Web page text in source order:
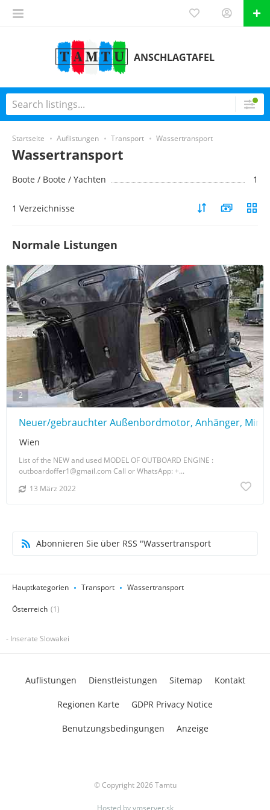
ANSCHLAGTAFEL
Startseite Auflistungen Transport Wassertransport
Wassertransport
Boote / Boote / Yachten 1
1 Verzeichnisse
Normale Listungen
2
Neuer/gebrauchter Außenbordmotor, Anhänger,
Wien
List of the NEW and used MODEL OF OUTBOARD ENGINE :
outboardoffer1@gmail.com Call or WhatsApp: +...
13 März 2022
Abonnieren Sie über RSS "Wassertransport
Hauptkategorien Transport Wassertransport
Österreich (1)
- Inserate Slowakei
© Copyright 2026 Tamtu
Auflistungen Dienstleistungen Sitemap Kontakt
Regionen Karte GDPR Privacy Notice
Benutzungsbedingungen Anzeige